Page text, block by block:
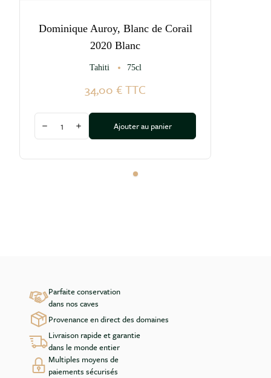
Dominique Auroy, Blanc de Corail
2020 Blanc
Tahiti 75cl
34,00 €TTC
Quantité
Diminuer la quantité
Augmenter la quantité
Ajouter au panier
Parfaite conservation
dans nos caves
Provenance en direct des domaines
Livraison rapide et garantie
dans le monde entier
Multiples moyens de
paiements sécurisés